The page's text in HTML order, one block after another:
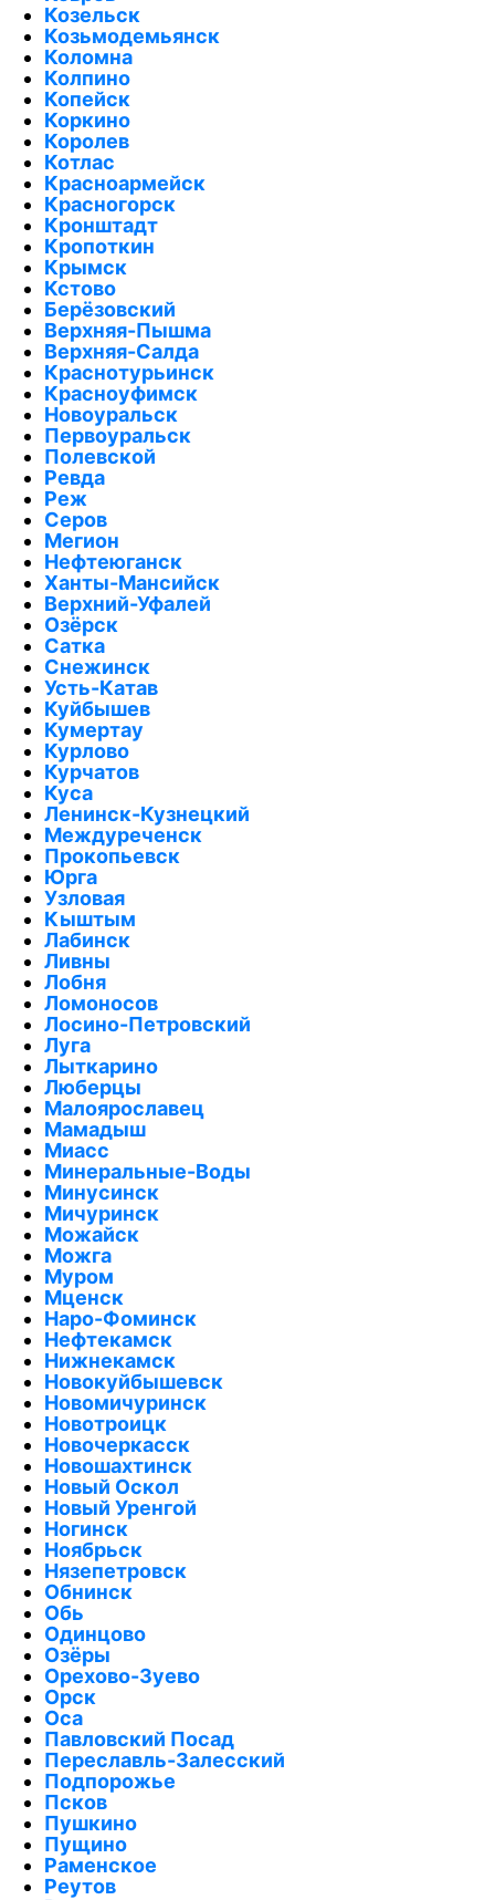
Козельск
Козьмодемьянск
Коломна
Колпино
Копейск
Коркино
Королев
Котлас
Красноармейск
Красногорск
Кронштадт
Кропоткин
Крымск
Кстово
Берёзовский
Верхняя-Пышма
Верхняя-Салда
Краснотурьинск
Красноуфимск
Новоуральск
Первоуральск
Полевской
Ревда
Реж
Серов
Мегион
Нефтеюганск
Ханты-Мансийск
Верхний-Уфалей
Озёрск
Сатка
Снежинск
Усть-Катав
Куйбышев
Кумертау
Курлово
Курчатов
Куса
Ленинск-Кузнецкий
Междуреченск
Прокопьевск
Юрга
Узловая
Кыштым
Лабинск
Ливны
Лобня
Ломоносов
Лосино-Петровский
Луга
Лыткарино
Люберцы
Малоярославец
Мамадыш
Миасс
Минеральные-Воды
Минусинск
Мичуринск
Можайск
Можга
Муром
Мценск
Наро-Фоминск
Нефтекамск
Нижнекамск
Новокуйбышевск
Новомичуринск
Новотроицк
Новочеркасск
Новошахтинск
Новый Оскол
Новый Уренгой
Ногинск
Ноябрьск
Нязепетровск
Обнинск
Обь
Одинцово
Озёры
Орехово-Зуево
Орск
Оса
Павловский Посад
Переславль-Залесский
Подпорожье
Псков
Пушкино
Пущино
Раменское
Реутов